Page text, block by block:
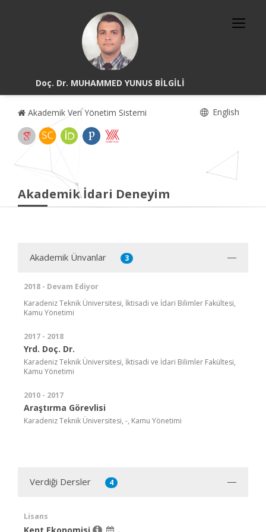
Doç. Dr. MUHAMMED YUNUS BİLGİLİ
Akademik Veri Yönetim Sistemi English
Akademik İdari Deneyim
Akademik Ünvanlar 3
2018 - Devam Ediyor
Karadeniz Teknik Üniversitesi, İktisadi ve İdari Bilimler Fakültesi,
Kamu Yönetimi
2017 - 2018
Yrd. Doç. Dr.
Karadeniz Teknik Üniversitesi, İktisadi ve İdari Bilimler Fakültesi,
Kamu Yönetimi
2010 - 2017
Araştırma Görevlisi
Karadeniz Teknik Üniversitesi, -, Kamu Yönetimi
Verdiği Dersler 4
Lisans